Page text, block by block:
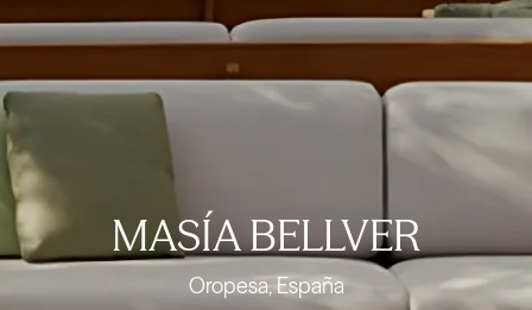
MASÍA BELLVER
Oropesa, España